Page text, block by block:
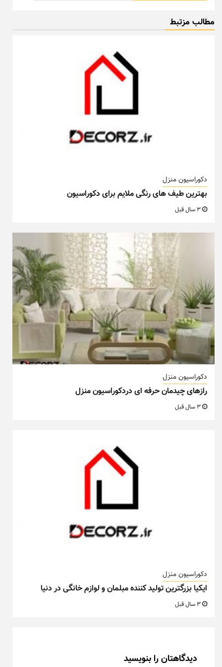
مطالب مزتبط
دکوراسیون منزل
بهترین طیف های رنگی ملایم برای دکوراسیون
دکوراسیون منزل
رازهای چیدمان حرفه ای دردکوراسیون منزل
دکوراسیون منزل
ایکیا بزرگترین تولید کننده مبلمان و لوازم خانگی در دنیا
دیدگاهتان را بنویسید